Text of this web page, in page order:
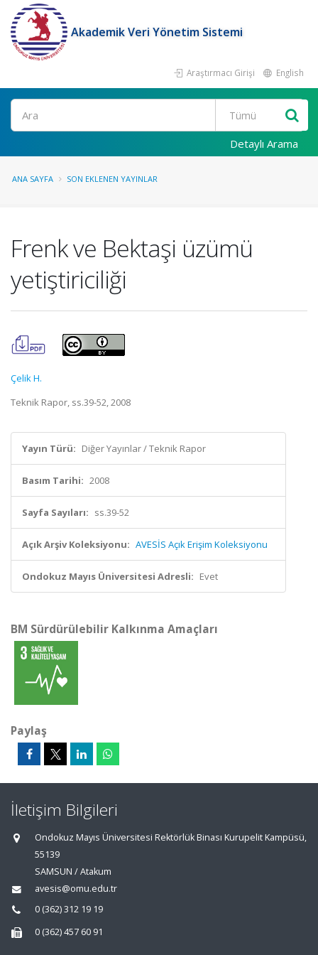
Akademik Veri Yönetim Sistemi
Araştırmacı Girişi English
Ara
Detaylı Arama
ANA SAYFA SON EKLENEN YAYINLAR
Frenk ve Bektaşi üzümü
yetiştiriciliği
Çelik H.
Teknik Rapor, ss.39-52, 2008
Yayın Türü: Diğer Yayınlar / Teknik Rapor
Basım Tarihi: 2008
Sayfa Sayıları: ss.39-52
Açık Arşiv Koleksiyonu: AVESİS Açık Erişim Koleksiyonu
Ondokuz Mayıs Üniversitesi Adresli: Evet
BM Sürdürülebilir Kalkınma Amaçları
Paylaş
İletişim Bilgileri
Ondokuz Mayıs Üniversitesi Rektörlük Binası Kurupelit Kampüsü,
55139
SAMSUN / Atakum
avesis@omu.edu.tr
0 (362) 312 19 19
0 (362) 457 60 91